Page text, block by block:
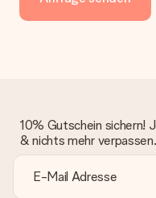
10% Gutschein sichern!
& nichts mehr verpassen.